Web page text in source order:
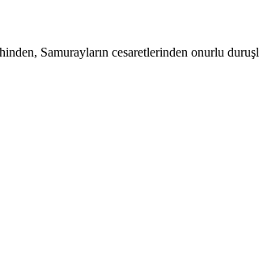
Samurayların cesaretlerinden onurlu